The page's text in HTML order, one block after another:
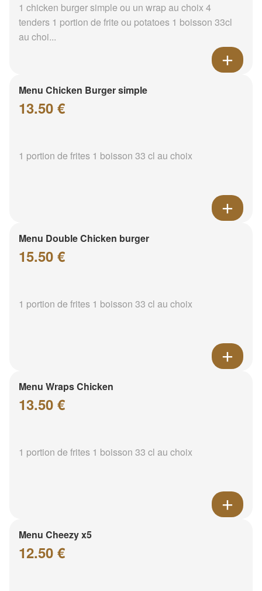
1 chicken burger simple ou un wrap au choix 4
tenders 1 portion de frite ou potatoes 1 boisson 33cl
au choi...
Menu Chicken Burger simple
13.50 €
1 portion de frites 1 boisson 33 cl au choix
Menu Double Chicken burger
15.50 €
1 portion de frites 1 boisson 33 cl au choix
Menu Wraps Chicken
13.50 €
1 portion de frites 1 boisson 33 cl au choix
Menu Cheezy x5
12.50 €